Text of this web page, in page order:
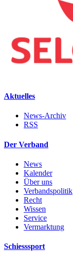
Aktuelles
News-Archiv
RSS
Der Verband
News
Kalender
Über uns
Verbandspolitik
Recht
Wissen
Service
Vermarktung
Schiesssport